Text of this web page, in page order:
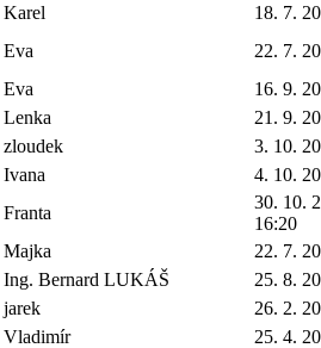
Karel
18. 7.
Eva
22. 7.
Eva
16. 9.
Lenka
21. 9.
zloudek
3. 10.
Ivana
4. 10.
Franta
30. 10.
16:20
Majka
22. 7.
Ing. Bernard LUKÁŠ
25. 8.
jarek
26. 2.
Vladimír
25. 4.